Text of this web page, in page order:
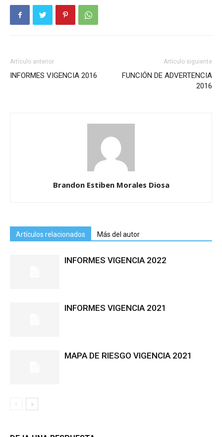
Artículo anterior
INFORMES VIGENCIA 2016
Artículo siguiente
FUNCIÓN DE ADVERTENCIA
2016
Brandon Estiben Morales Diosa
Artículos relacionados Más del autor
INFORMES VIGENCIA 2022
INFORMES VIGENCIA 2021
MAPA DE RIESGO VIGENCIA 2021